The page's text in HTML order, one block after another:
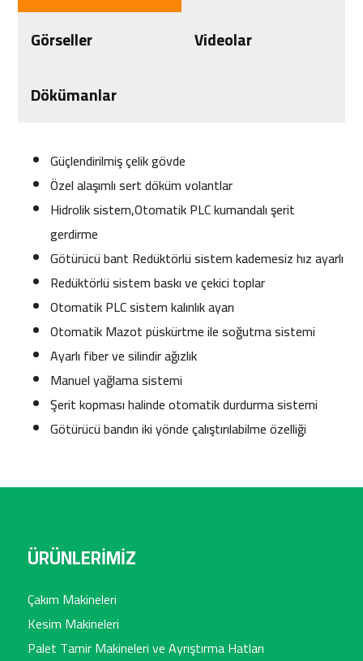
Görseller
Videolar
Dökümanlar
Güçlendirilmiş çelik gövde
Özel alaşımlı sert döküm volantlar
Hidrolik sistem,Otomatik PLC kumandalı şerit
gerdirme
Götürücü bant Redüktörlü sistem kademesiz hız ayarlı
Redüktörlü sistem baskı ve çekici toplar
Otomatik PLC sistem kalınlık ayarı
Otomatik Mazot püskürtme ile soğutma sistemi
Ayarlı fiber ve silindir ağızlık
Manuel yağlama sistemi
Şerit kopması halinde otomatik durdurma sistemi
Götürücü bandın iki yönde çalıştırılabilme özelliği
ÜRÜNLERİMİZ
Çakım Makineleri
Kesim Makineleri
Palet Tamir Makineleri ve Ayrıştırma Hatları